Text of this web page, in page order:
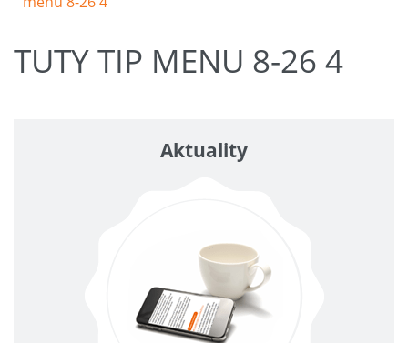
TUTY TIP MENU 8-26 4
Aktuality